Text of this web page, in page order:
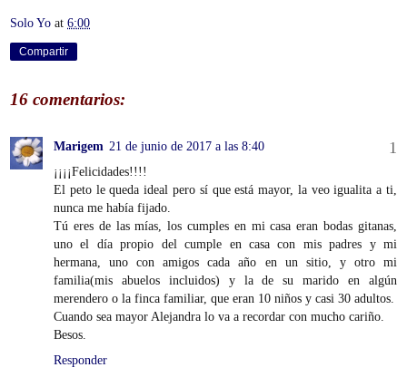
Solo Yo at 6:00
Compartir
16 comentarios:
Marigem 21 de junio de 2017 a las 8:40
¡¡¡¡Felicidades!!!!
El peto le queda ideal pero sí que está mayor, la veo igualita a ti,
nunca me había fijado.
Tú eres de las mías, los cumples en mi casa eran bodas gitanas,
uno el día propio del cumple en casa con mis padres y mi
hermana, uno con amigos cada año en un sitio, y otro mi
familia(mis abuelos incluidos) y la de su marido en algún
merendero o la finca familiar, que eran 10 niños y casi 30 adultos.
Cuando sea mayor Alejandra lo va a recordar con mucho cariño.
Besos.
Responder